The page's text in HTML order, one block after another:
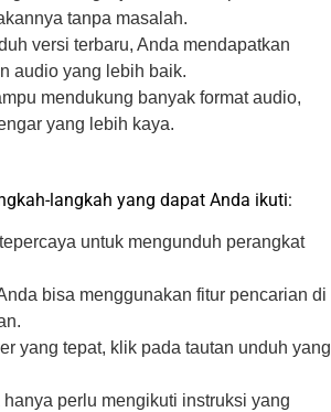
tanpa masalah.
versi terbaru, Anda mendapatkan
audio yang lebih baik.
mendukung banyak format audio,
yang lebih kaya.
langkah yang dapat Anda ikuti:
untuk mengunduh perangkat
bisa menggunakan fitur pencarian di
yang tepat, klik pada tautan unduh yang
perlu mengikuti instruksi yang